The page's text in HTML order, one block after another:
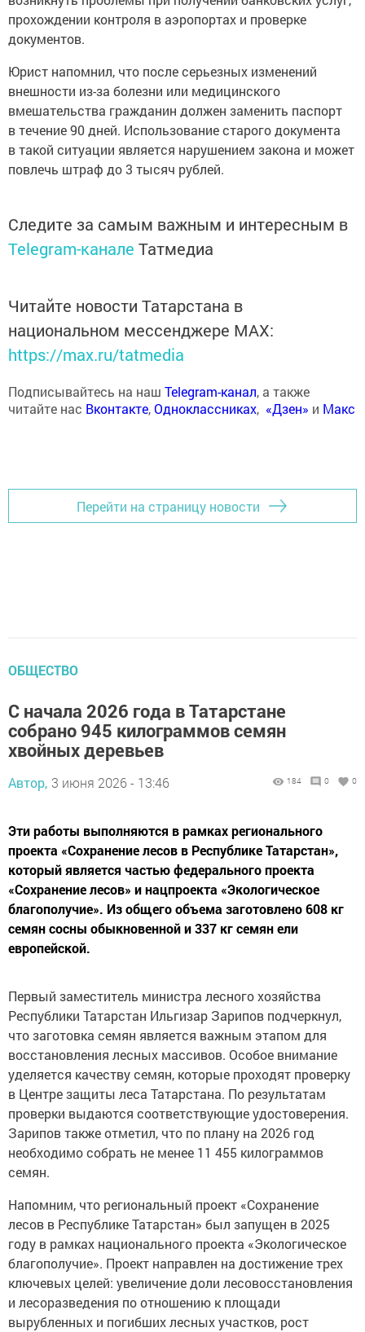
прохождении контроля в аэропортах и проверке
документов.
Юрист напомнил, что после серьезных изменений
внешности из-за болезни или медицинского
вмешательства гражданин должен заменить паспорт
в течение 90 дней. Использование старого документа
в такой ситуации является нарушением закона и может
повлечь штраф до 3 тысяч рублей.
Следите за самым важным и интересным в
Telegram-канале Татмедиа
Читайте новости Татарстана в
национальном мессенджере MАХ:
https://max.ru/tatmedia
Подписывайтесь на наш Telegram-канал, а также
читайте нас Вконтакте,Одноклассниках, «Дзен» и Макс
Перейти на страницу новости
ОБЩЕСТВО
С начала 2026 года в Татарстане
собрано 945 килограммов семян
хвойных деревьев
Автор, 3 июня 2026 - 13:46 184 0 0
Эти работы выполняются в рамках регионального
проекта «Сохранение лесов в Республике Татарстан»,
который является частью федерального проекта
«Сохранение лесов» и нацпроекта «Экологическое
благополучие». Из общего объема заготовлено 608 кг
семян сосны обыкновенной и 337 кг семян ели
европейской.
Первый заместитель министра лесного хозяйства
Республики Татарстан Ильгизар Зарипов подчеркнул,
что заготовка семян является важным этапом для
восстановления лесных массивов. Особое внимание
уделяется качеству семян, которые проходят проверку
в Центре защиты леса Татарстана. По результатам
проверки выдаются соответствующие удостоверения.
Зарипов также отметил, что по плану на 2026 год
необходимо собрать не менее 11 455 килограммов
семян.
Напомним, что региональный проект «Сохранение
лесов в Республике Татарстан» был запущен в 2025
году в рамках национального проекта «Экологическое
благополучие». Проект направлен на достижение трех
ключевых целей: увеличение доли лесовосстановления
и лесоразведения по отношению к площади
вырубленных и погибших лесных участков, рост